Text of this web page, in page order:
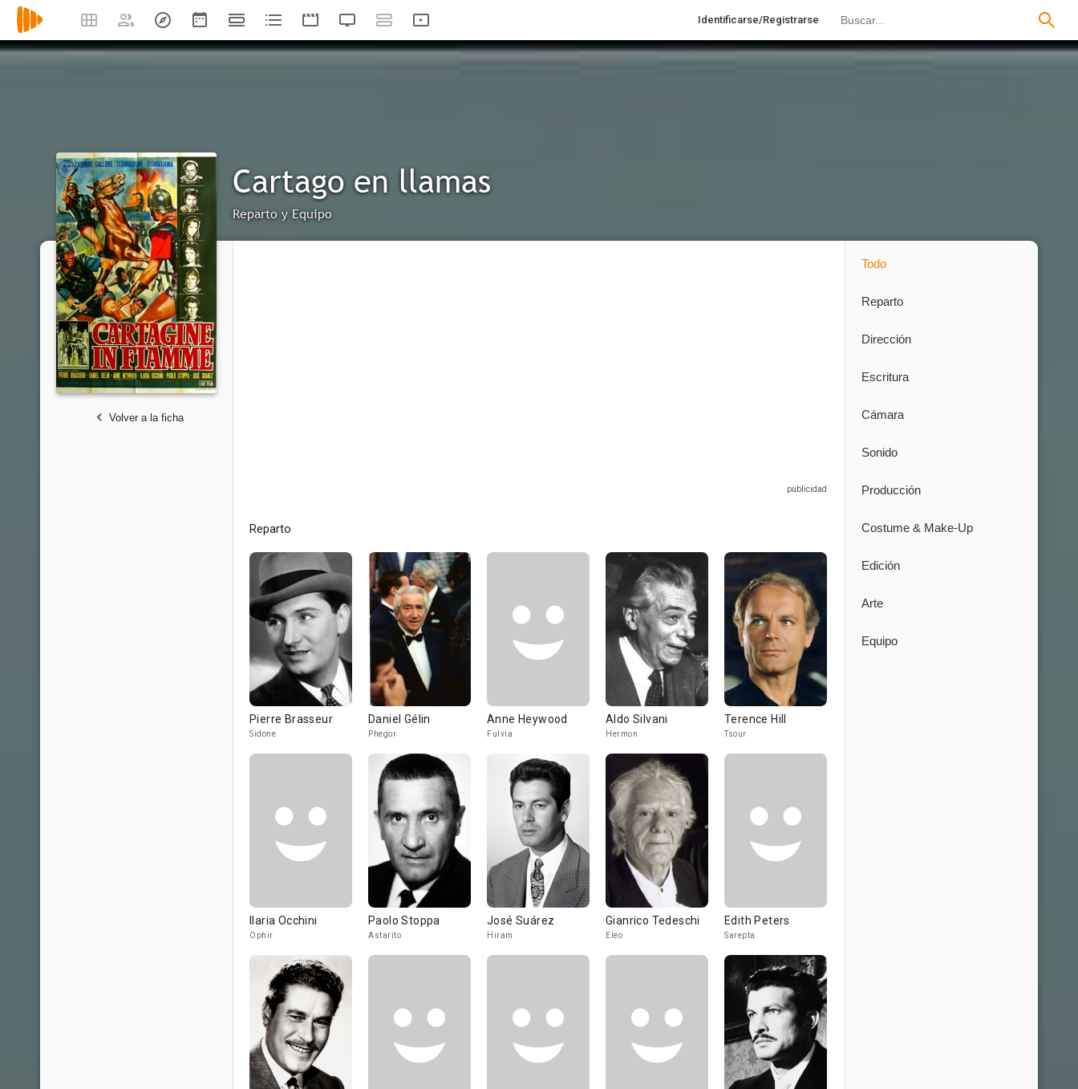
Identificarse/Registrarse
Cartago en llamas
Reparto y Equipo
Volver a la ficha
Reparto
Pierre Brasseur
Sidone
Daniel Gélin
Phegor
Anne Heywood
Fulvia
Aldo Silvani
Hermon
Terence Hill
Tsour
Ilaria Occhini
Ophir
Paolo Stoppa
Astarito
José Suárez
Hiram
Gianrico Tedeschi
Eleo
Edith Peters
Sarepta
Todo
Reparto
Dirección
Escritura
Cámara
Sonido
Producción
Costume & Make-Up
Edición
Arte
Equipo